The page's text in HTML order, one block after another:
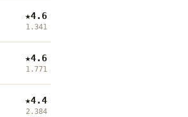
★4.6
1.341
★4.6
1.771
★4.4
2.384